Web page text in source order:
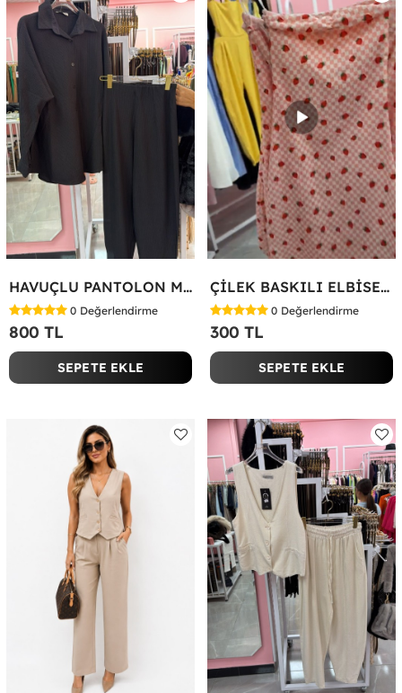
HAVUÇLU PANTOLON MİYASE TAKIM Siyah
0 Değerlendirme
800 TL
SEPETE EKLE
ÇİLEK BASKILI ELBİSE Bej
0 Değerlendirme
300 TL
SEPETE EKLE